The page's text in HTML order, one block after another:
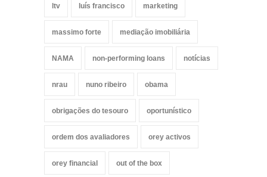
ltv luís francisco marketing
massimo forte mediação imobiliária
NAMA non-performing loans notícias
nrau nuno ribeiro obama
obrigações do tesouro oportunístico
ordem dos avaliadores orey activos
orey financial out of the box